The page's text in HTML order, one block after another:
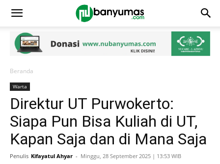
Beranda
Warta
Direktur UT Purwokerto:
Siapa Pun Bisa Kuliah di UT,
Kapan Saja dan di Mana Saja
Penulis Kifayatul Ahyar - Minggu, 28 September 2025 | 13:53 WIB